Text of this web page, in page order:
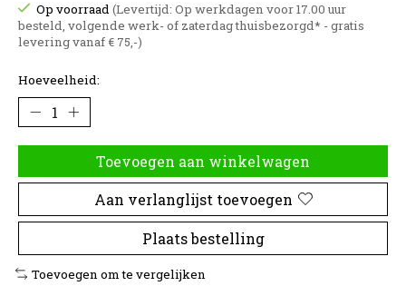
Op voorraad (Levertijd: Op werkdagen voor 17.00 uur
besteld, volgende werk- of zaterdag thuisbezorgd* - gratis
levering vanaf € 75,-)
Hoeveelheid:
Toevoegen aan winkelwagen
Aan verlanglijst toevoegen
Plaats bestelling
Toevoegen om te vergelijken